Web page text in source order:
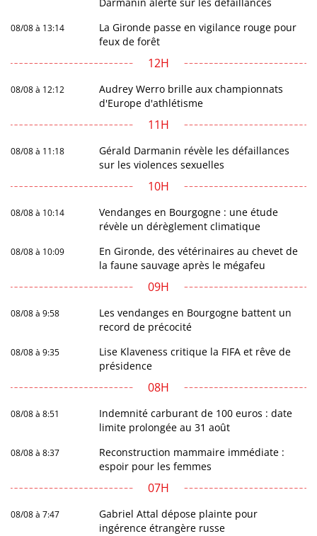
Darmanin alerte sur les défaillances
08/08 à 13:14
La Gironde passe en vigilance rouge pour
feux de forêt
12H
08/08 à 12:12
Audrey Werro brille aux championnats
d'Europe d'athlétisme
11H
08/08 à 11:18
Gérald Darmanin révèle les défaillances
sur les violences sexuelles
10H
08/08 à 10:14
Vendanges en Bourgogne : une étude
révèle un dérèglement climatique
08/08 à 10:09
En Gironde, des vétérinaires au chevet de
la faune sauvage après le mégafeu
09H
08/08 à 9:58
Les vendanges en Bourgogne battent un
record de précocité
08/08 à 9:35
Lise Klaveness critique la FIFA et rêve de
présidence
08H
08/08 à 8:51
Indemnité carburant de 100 euros : date
limite prolongée au 31 août
08/08 à 8:37
Reconstruction mammaire immédiate :
espoir pour les femmes
07H
08/08 à 7:47
Gabriel Attal dépose plainte pour
ingérence étrangère russe